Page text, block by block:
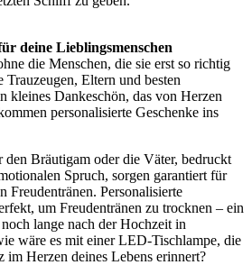
deine Lieblingsmenschen
die Menschen, die sie erst so richtig
Trauzeugen, Eltern und besten
kleines Dankeschön, das von Herzen
personalisierte Geschenke ins
den Bräutigam oder die Väter, bedruckt
Spruch, sorgen garantiert für
Freudentränen. Personalisierte
um Freudentränen zu trocknen – ein
lange nach der Hochzeit in
wäre es mit einer LED-Tischlampe, die
im Herzen deines Lebens erinnert?